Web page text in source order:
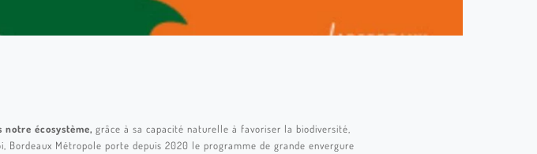
écosystème, grâce à sa capacité naturelle à favoriser la biodiversité,
Métropole porte depuis 2020 le programme de grande envergure